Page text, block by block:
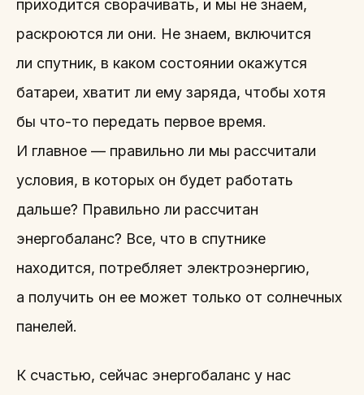
приходится сворачивать, и мы не знаем,
раскроются ли они. Не знаем, включится
ли спутник, в каком состоянии окажутся
батареи, хватит ли ему заряда, чтобы хотя
бы что-то передать первое время.
И главное — правильно ли мы рассчитали
условия, в которых он будет работать
дальше? Правильно ли рассчитан
энергобаланс? Все, что в спутнике
находится, потребляет электроэнергию,
а получить он ее может только от солнечных
панелей.
К счастью, сейчас энергобаланс у нас